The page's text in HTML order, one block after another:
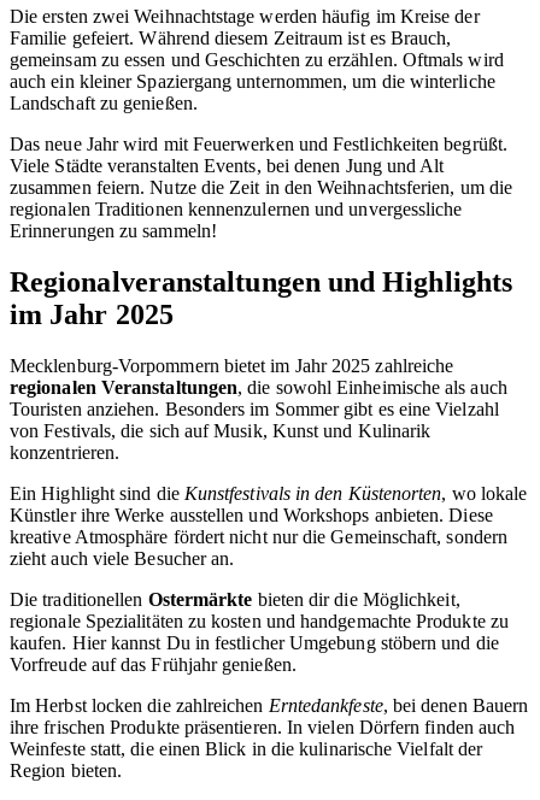
Die ersten zwei Weihnachtstage werden häufig im Kreise der
Familie gefeiert. Während diesem Zeitraum ist es Brauch,
gemeinsam zu essen und Geschichten zu erzählen. Oftmals wird
auch ein kleiner Spaziergang unternommen, um die winterliche
Landschaft zu genießen.
Das neue Jahr wird mit Feuerwerken und Festlichkeiten begrüßt.
Viele Städte veranstalten Events, bei denen Jung und Alt
zusammen feiern. Nutze die Zeit in den Weihnachtsferien, um die
regionalen Traditionen kennenzulernen und unvergessliche
Erinnerungen zu sammeln!
Regionalveranstaltungen und Highlights
im Jahr 2025
Mecklenburg-Vorpommern bietet im Jahr 2025 zahlreiche
regionalen Veranstaltungen, die sowohl Einheimische als auch
Touristen anziehen. Besonders im Sommer gibt es eine Vielzahl
von Festivals, die sich auf Musik, Kunst und Kulinarik
konzentrieren.
Ein Highlight sind die Kunstfestivals in den Küstenorten, wo lokale
Künstler ihre Werke ausstellen und Workshops anbieten. Diese
kreative Atmosphäre fördert nicht nur die Gemeinschaft, sondern
zieht auch viele Besucher an.
Die traditionellen Ostermärkte bieten dir die Möglichkeit,
regionale Spezialitäten zu kosten und handgemachte Produkte zu
kaufen. Hier kannst Du in festlicher Umgebung stöbern und die
Vorfreude auf das Frühjahr genießen.
Im Herbst locken die zahlreichen Erntedankfeste, bei denen Bauern
ihre frischen Produkte präsentieren. In vielen Dörfern finden auch
Weinfeste statt, die einen Blick in die kulinarische Vielfalt der
Region bieten.